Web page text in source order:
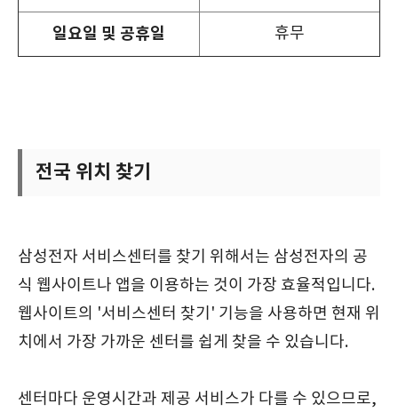
일요일 및 공휴일 휴무
전국 위치 찾기
삼성전자 서비스센터를 찾기 위해서는 삼성전자의 공
식 웹사이트나 앱을 이용하는 것이 가장 효율적입니다.
웹사이트의 '서비스센터 찾기' 기능을 사용하면 현재 위
치에서 가장 가까운 센터를 쉽게 찾을 수 있습니다.
센터마다 운영시간과 제공 서비스가 다를 수 있으므로,